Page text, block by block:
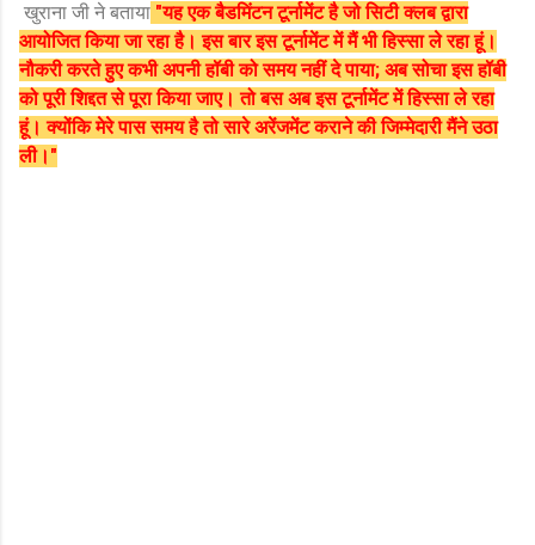
खुराना जी ने बताया "यह एक बैडमिंटन टूर्नामेंट है जो सिटी क्लब द्वारा
आयोजित किया जा रहा है। इस बार इस टूर्नामेंट में मैं भी हिस्सा ले रहा हूं।
नौकरी करते हुए कभी अपनी हॉबी को समय नहीं दे पाया; अब सोचा इस हॉबी
को पूरी शिद्दत से पूरा किया जाए। तो बस अब इस टूर्नामेंट में हिस्सा ले रहा
हूं। क्योंकि मेरे पास समय है तो सारे अरेंजमेंट कराने की जिम्मेदारी मैंने उठा
ली।"